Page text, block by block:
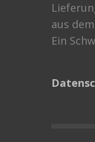
aus
Ein